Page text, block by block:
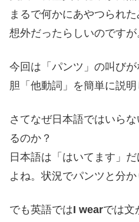
まるで何かにあやつられ
想外だったらしいのですが
今回は「パンツ」の叫び
胆「他動詞」を簡単に説明
さてなぜ日本語ではいら
るのか？
日本語は「はいてます」
よね。状況でパンツと分か
でも英語ではI wearでは文